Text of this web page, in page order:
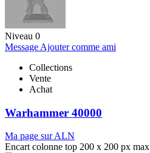
Niveau 0
Message Ajouter comme ami
Collections
Vente
Achat
Warhammer 40000
Ma page sur ALN
Encart colonne top 200 x 200 px max